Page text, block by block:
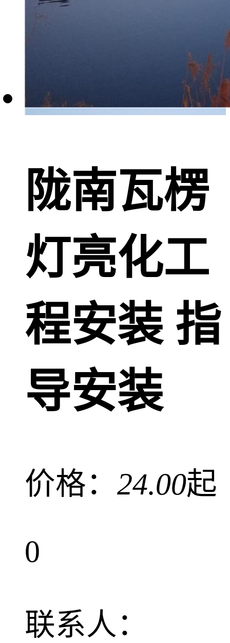
陇南瓦楞
灯亮化工
程安装 指
导安装
价格： 24.00起
0
联系人：